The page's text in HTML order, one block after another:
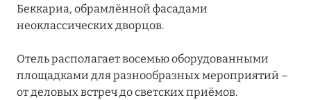
ПЬЕМОНТ 3
Беккариа, обрамлённой фасадами
неоклассических дворцов.
Отель располагает восемью оборудованными
площадками для разнообразных мероприятий –
от деловых встреч до светских приёмов.